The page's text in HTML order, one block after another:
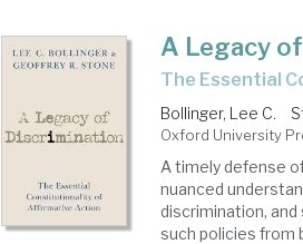
>
Derecho
constitucional
>
Teoría
de
A Legacy
The Essential
Bollinger, Lee C.
Oxford University
A timely defense
nuanced
discrimination,
such policies from